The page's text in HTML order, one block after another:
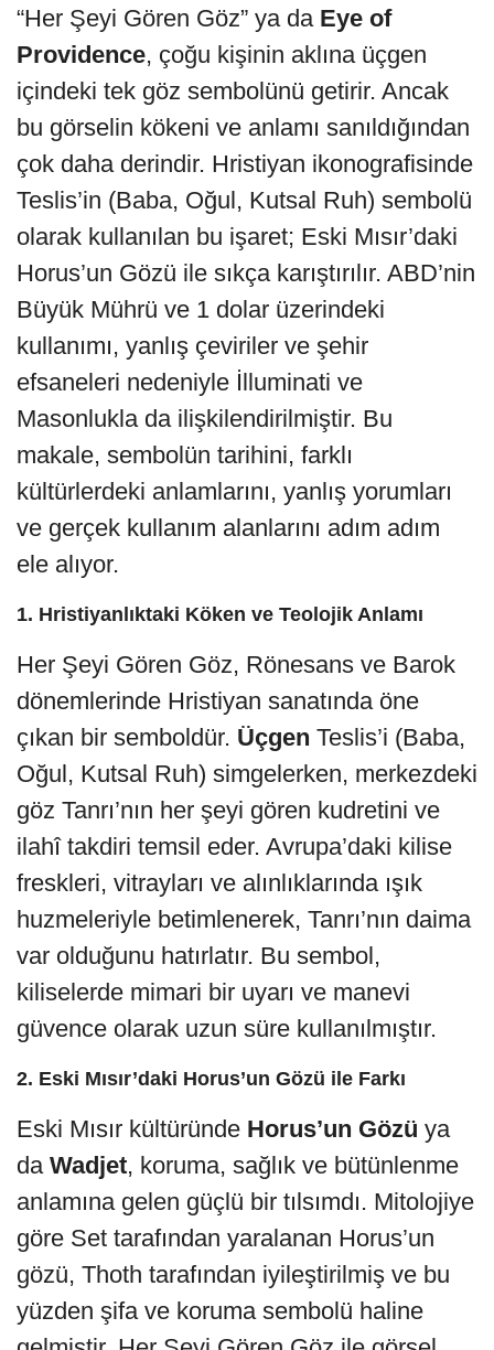
“Her Şeyi Gören Göz” ya da Eye of
Providence, çoğu kişinin aklına üçgen
içindeki tek göz sembolünü getirir. Ancak
bu görselin kökeni ve anlamı sanıldığından
çok daha derindir. Hristiyan ikonografisinde
Teslis’in (Baba, Oğul, Kutsal Ruh) sembolü
olarak kullanılan bu işaret; Eski Mısır’daki
Horus’un Gözü ile sıkça karıştırılır. ABD’nin
Büyük Mührü ve 1 dolar üzerindeki
kullanımı, yanlış çeviriler ve şehir
efsaneleri nedeniyle İlluminati ve
Masonlukla da ilişkilendirilmiştir. Bu
makale, sembolün tarihini, farklı
kültürlerdeki anlamlarını, yanlış yorumları
ve gerçek kullanım alanlarını adım adım
ele alıyor.
1. Hristiyanlıktaki Köken ve Teolojik Anlamı
Her Şeyi Gören Göz, Rönesans ve Barok
dönemlerinde Hristiyan sanatında öne
çıkan bir semboldür. Üçgen Teslis’i (Baba,
Oğul, Kutsal Ruh) simgelerken, merkezdeki
göz Tanrı’nın her şeyi gören kudretini ve
ilahî takdiri temsil eder. Avrupa’daki kilise
freskleri, vitrayları ve alınlıklarında ışık
huzmeleriyle betimlenerek, Tanrı’nın daima
var olduğunu hatırlatır. Bu sembol,
kiliselerde mimari bir uyarı ve manevi
güvence olarak uzun süre kullanılmıştır.
2. Eski Mısır’daki Horus’un Gözü ile Farkı
Eski Mısır kültüründe Horus’un Gözü ya
da Wadjet, koruma, sağlık ve bütünlenme
anlamına gelen güçlü bir tılsımdı. Mitolojiye
göre Set tarafından yaralanan Horus’un
gözü, Thoth tarafından iyileştirilmiş ve bu
yüzden şifa ve koruma sembolü haline